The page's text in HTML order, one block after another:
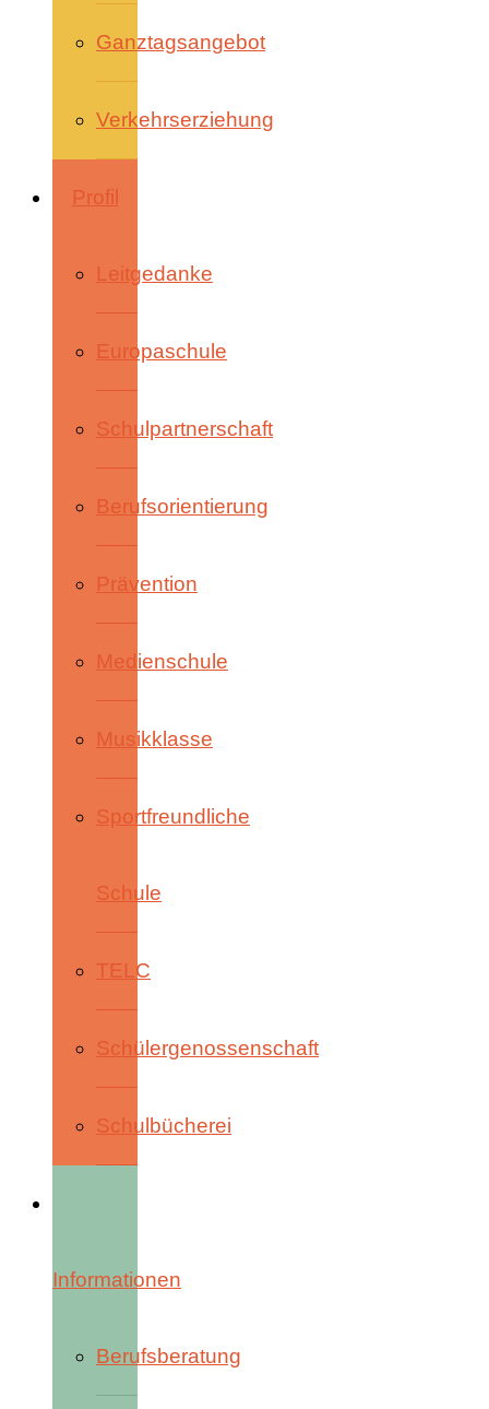
Ganztagsangebot
Verkehrserziehung
Profil
Leitgedanke
Europaschule
Schulpartnerschaft
Berufsorientierung
Prävention
Medienschule
Musikklasse
Sportfreundliche
Schule
TELC
Schülergenossenschaft
Schulbücherei
Informationen
Berufsberatung